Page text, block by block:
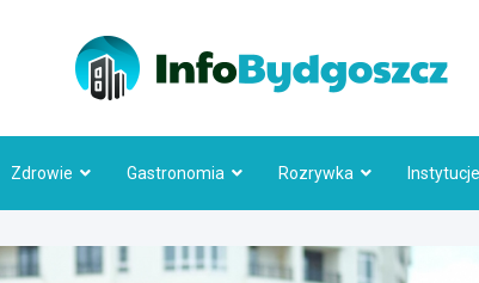
Zdrowie Gastronomia Rozrywka Instytucje